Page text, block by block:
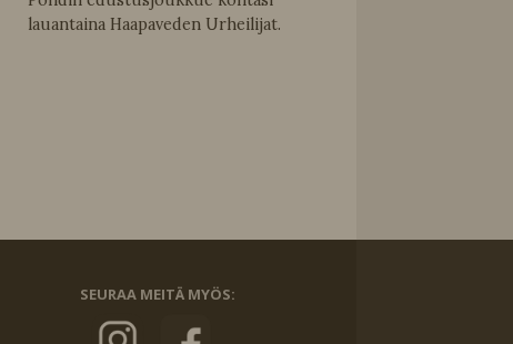
lauantaina Haapaveden Urheilijat.
SEURAA MEITÄ MYÖS: